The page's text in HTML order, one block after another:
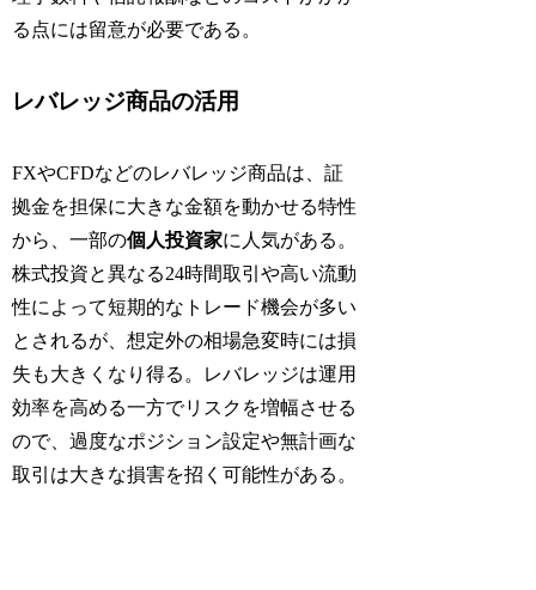
る点には留意が必要である。
レバレッジ商品の活用
FXやCFDなどのレバレッジ商品は、証
拠金を担保に大きな金額を動かせる特性
から、一部の個人投資家に人気がある。
株式投資と異なる24時間取引や高い流動
性によって短期的なトレード機会が多い
とされるが、想定外の相場急変時には損
失も大きくなり得る。レバレッジは運用
効率を高める一方でリスクを増幅させる
ので、過度なポジション設定や無計画な
取引は大きな損害を招く可能性がある。